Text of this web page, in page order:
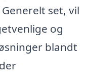
set, vil
og
blandt